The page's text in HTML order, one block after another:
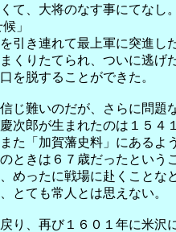
て、大将のなす事にてなし
」
引き連れて最上軍に突進し
くりたてられ、ついに逃げ
を脱することができた。
じ難いのだが、さらに問題
次郎が生まれたのは１５４
た「加賀藩史料」にあるよ
ときは６７歳だったという
めったに戦場に赴くことな
とても常人とは思えない。
り、再び１６０１年に米沢